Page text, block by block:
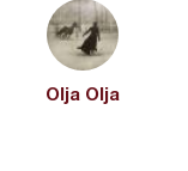
Olja Olja